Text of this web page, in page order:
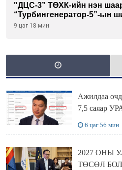
"ДЦС-3” ТӨХК-ийн нэн
“Турбингенератор-5”-ын
шийдвэрлэхээр болов
9 цаг 18 мин
Ажилдаа
7,5 саяар
6 цаг 56 мин
2027 ОНЫ
ТӨСӨЛ